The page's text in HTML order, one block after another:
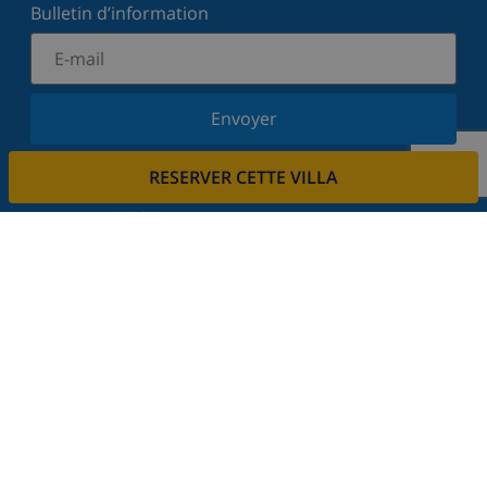
RESERVER CETTE VILLA
Bulletin d’information
Envoyer
Inscrivez-vous à notre newsletter et restez informé
votre vie privée.